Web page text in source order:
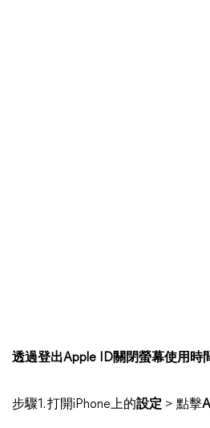
透過登出Apple ID關閉螢幕使用時
步驟1. 打開iPhone上的設定 > 點擊